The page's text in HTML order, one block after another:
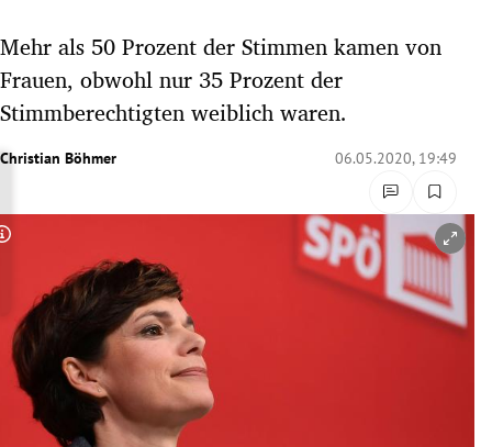
Untermenü
Untermenü
Untermenü
Untermenü
Untermenü
Untermenü
Untermenü
Mehr als 50 Prozent der Stimmen kamen von
Frauen, obwohl nur 35 Prozent der
Stimmberechtigten weiblich waren.
Christian Böhmer 06.05.2020, 19:49
Copyright-Hinweis öffnen/schließen